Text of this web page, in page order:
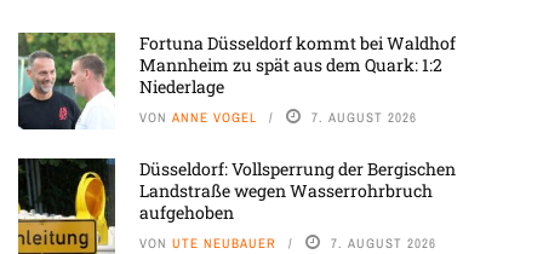
Fortuna Düsseldorf kommt bei Waldhof
Mannheim zu spät aus dem Quark: 1:2
Niederlage
VON ANNE VOGEL 7. AUGUST 2026
Düsseldorf: Vollsperrung der Bergischen
Landstraße wegen Wasserrohrbruch
aufgehoben
VON UTE NEUBAUER 7. AUGUST 2026